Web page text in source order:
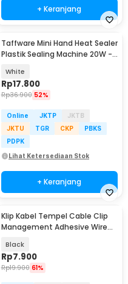
+ Keranjang
Taffware Mini Hand Heat Sealer
Plastik Sealing Machine 20W -
White
Rp17.800
Rp36.900 52%
Online JKTP
JKTB
JKTU
TGR CKP
PBKS
PDPK
Lihat Ketersediaan Stok
+ Keranjang
Klip Kabel Tempel Cable Clip
Management Adhesive Wire
Black
Rp7.900
Rp19.900 61%